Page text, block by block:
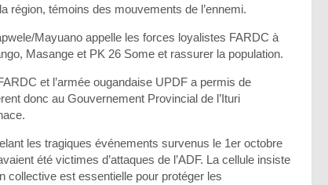
région, témoins des mouvements de l’ennemi.
Mayuano appelle les forces loyalistes FARDC à
Masange et PK 26 Some et rassurer la population.
et l’armée ougandaise UPDF a permis de
donc au Gouvernement Provincial de l’Ituri
les tragiques événements survenus le 1er octobre
été victimes d’attaques de l’ADF. La cellule insiste
collective est essentielle pour protéger les